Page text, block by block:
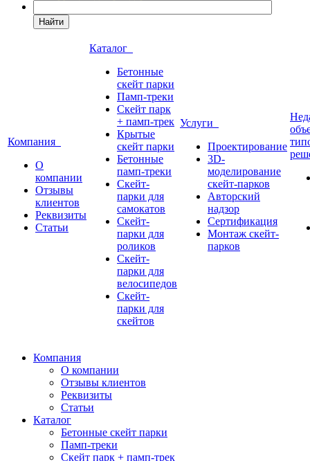
Найти
Компания
О
компании
Отзывы
клиентов
Реквизиты
Статьи
Каталог
Бетонные
скейт парки
Памп-треки
Скейт парк
+ памп-трек
Крытые
скейт парки
Бетонные
памп-треки
Скейт-
парки для
самокатов
Скейт-
парки для
роликов
Скейт-
парки для
велосипедов
Скейт-
парки для
скейтов
Услуги
Проектирование
3D-
моделирование
скейт-парков
Авторский
надзор
Сертификация
Монтаж скейт-
парков
Компания
О компании
Отзывы клиентов
Реквизиты
Статьи
Каталог
Бетонные скейт парки
Памп-треки
Скейт парк + памп-трек